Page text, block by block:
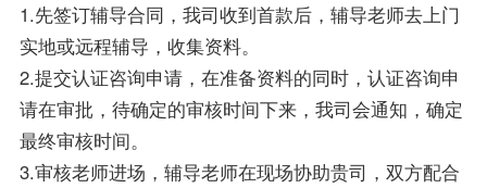
1.先签订辅导合同，我司收到首款后，辅导老师去上门
实地或远程辅导，收集资料。
2.提交认证咨询申请，在准备资料的同时，认证咨询申
请在审批，待确定的审核时间下来，我司会通知，确定
最终审核时间。
3.审核老师进场，辅导老师在现场协助贵司，双方配合